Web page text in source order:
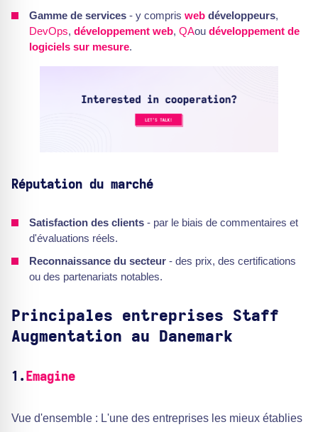
Gamme de services - y compris web développeurs,
DevOps, développement web, QAou développement de
logiciels sur mesure.
Réputation du marché
Satisfaction des clients - par le biais de commentaires et
d'évaluations réels.
Reconnaissance du secteur - des prix, des certifications
ou des partenariats notables.
Principales entreprises Staff
Augmentation au Danemark
1. Emagine
Vue d'ensemble : L'une des entreprises les mieux établies